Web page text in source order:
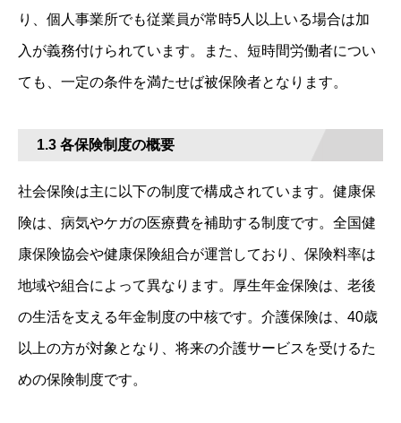
り、個人事業所でも従業員が常時5人以上いる場合は加
入が義務付けられています。また、短時間労働者につい
ても、一定の条件を満たせば被保険者となります。
1.3 各保険制度の概要
社会保険は主に以下の制度で構成されています。健康保
険は、病気やケガの医療費を補助する制度です。全国健
康保険協会や健康保険組合が運営しており、保険料率は
地域や組合によって異なります。厚生年金保険は、老後
の生活を支える年金制度の中核です。介護保険は、40歳
以上の方が対象となり、将来の介護サービスを受けるた
めの保険制度です。